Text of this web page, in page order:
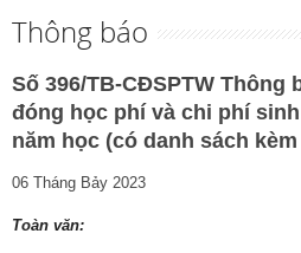
Thông báo
Số 396/TB-CĐSPTW
đóng học phí và chi phí
năm học (có danh sách
06 Tháng Bảy 2023